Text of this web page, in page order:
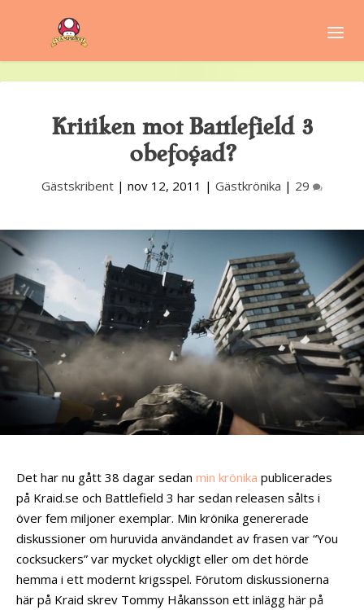
Kritiken mot Battlefield 3
obefogad?
Gästskribent | nov 12, 2011 | Gästkrönika | 29
Det har nu gått 38 dagar sedan min krönika publicerades
på Kraid.se och Battlefield 3 har sedan releasen sålts i
över fem miljoner exemplar. Min krönika genererade
diskussioner om huruvida användandet av frasen var “You
cocksuckers” var mycket olyckligt eller om det hörde
hemma i ett modernt krigsspel. Förutom diskussionerna
här på Kraid skrev Tommy Håkansson ett inlägg här på